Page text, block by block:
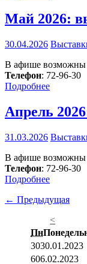
Май 2026:
30.04.2026
В афише возможны
Телефон: 72-96-30
Подробнее
Апрель
31.03.2026
В афише возможны
Телефон: 72-96-30
Подробнее
← Предыдущая
<
Пн
3030.01.2023
606.02.2023